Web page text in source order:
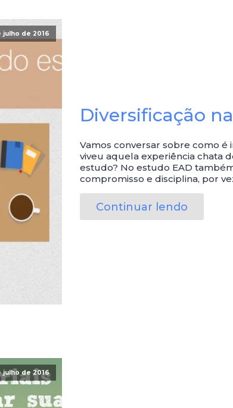
julho de 2016
Diversificação
Vamos conversar sobre como é
viveu aquela experiência chata
estudo? No estudo EAD
compromisso e disciplina, por
Continuar lendo
julho de 2016